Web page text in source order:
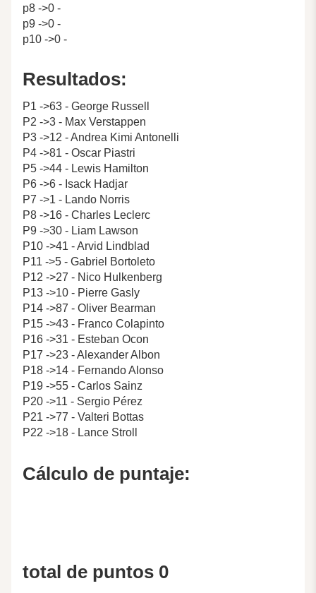
p8 ->0 -
p9 ->0 -
p10 ->0 -
Resultados:
P1 ->63 - George Russell
P2 ->3 - Max Verstappen
P3 ->12 - Andrea Kimi Antonelli
P4 ->81 - Oscar Piastri
P5 ->44 - Lewis Hamilton
P6 ->6 - Isack Hadjar
P7 ->1 - Lando Norris
P8 ->16 - Charles Leclerc
P9 ->30 - Liam Lawson
P10 ->41 - Arvid Lindblad
P11 ->5 - Gabriel Bortoleto
P12 ->27 - Nico Hulkenberg
P13 ->10 - Pierre Gasly
P14 ->87 - Oliver Bearman
P15 ->43 - Franco Colapinto
P16 ->31 - Esteban Ocon
P17 ->23 - Alexander Albon
P18 ->14 - Fernando Alonso
P19 ->55 - Carlos Sainz
P20 ->11 - Sergio Pérez
P21 ->77 - Valteri Bottas
P22 ->18 - Lance Stroll
Cálculo de puntaje:
total de puntos 0